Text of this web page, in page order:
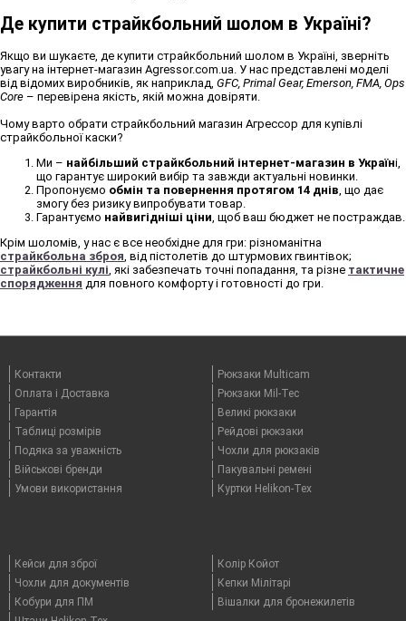
Де купити страйкбольний шолом в Україні?
Якщо ви шукаєте, де купити страйкбольний шолом в Україні, зверніть
увагу на інтернет-магазин Agressor.com.ua. У нас представлені моделі
від відомих виробників, як наприклад, GFC, Primal Gear, Emerson, FMA, Ops
Core – перевірена якість, якій можна довіряти.
Чому варто обрати страйкбольний магазин Агрессор для купівлі
страйкбольної каски?
Ми – найбільший страйкбольний інтернет-магазин в Україні,
що гарантує широкий вибір та завжди актуальні новинки.
Пропонуємо обмін та повернення протягом 14 днів , що дає
змогу без ризику випробувати товар.
Гарантуємо найвигідніші ціни , щоб ваш бюджет не постраждав.
Крім шоломів, у нас є все необхідне для гри: різноманітна
страйкбольна зброя , від пістолетів до штурмових гвинтівок;
страйкбольні кулі , які забезпечать точні попадання, та різне тактичне
спорядження для повного комфорту і готовності до гри.
Контакти
Оплата i Доставка
Гарантія
Таблицi розмірів
Подяка за уважність
Військові бренди
Умови використання
Рюкзаки Multicam
Рюкзаки Mil-Tec
Великі рюкзаки
Рейдові рюкзаки
Чохли для рюкзаків
Пакувальні ремені
Куртки Helikon-Tex
Кейси для зброї
Чохли для документів
Кобури для ПМ
Колір Койот
Кепки Мілітарі
Вішалки для бронежилетів